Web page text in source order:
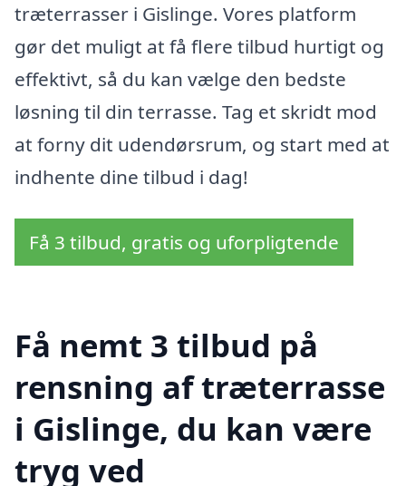
træterrasser i Gislinge. Vores platform
gør det muligt at få flere tilbud hurtigt og
effektivt, så du kan vælge den bedste
løsning til din terrasse. Tag et skridt mod
at forny dit udendørsrum, og start med at
indhente dine tilbud i dag!
Få 3 tilbud, gratis og uforpligtende
Få nemt 3 tilbud på
rensning af træterrasse
i Gislinge, du kan være
tryg ved